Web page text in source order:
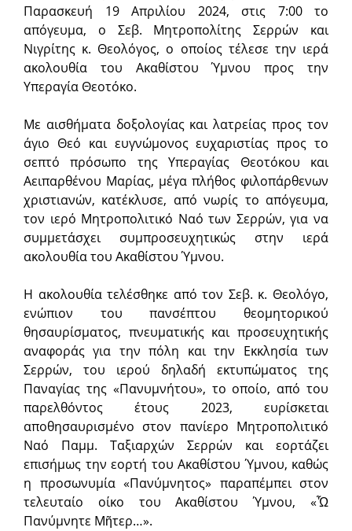
Παρασκευή 19 Απριλίου 2024, στις 7:00 το
απόγευμα, ο Σεβ. Μητροπολίτης Σερρών και
Νιγρίτης κ. Θεολόγος, ο οποίος τέλεσε την ιερά
ακολουθία του Ακαθίστου Ύμνου προς την
Υπεραγία Θεοτόκο.
Με αισθήματα δοξολογίας και λατρείας προς τον
άγιο Θεό και ευγνώμονος ευχαριστίας προς το
σεπτό πρόσωπο της Υπεραγίας Θεοτόκου και
Αειπαρθένου Μαρίας, μέγα πλήθος φιλοπάρθενων
χριστιανών, κατέκλυσε, από νωρίς το απόγευμα,
τον ιερό Μητροπολιτικό Ναό των Σερρών, για να
συμμετάσχει συμπροσευχητικώς στην ιερά
ακολουθία του Ακαθίστου Ύμνου.
Η ακολουθία τελέσθηκε από τον Σεβ. κ. Θεολόγο,
ενώπιον του πανσέπτου θεομητορικού
θησαυρίσματος, πνευματικής και προσευχητικής
αναφοράς για την πόλη και την Εκκλησία των
Σερρών, του ιερού δηλαδή εκτυπώματος της
Παναγίας της «Πανυμνήτου», το οποίο, από του
παρελθόντος έτους 2023, ευρίσκεται
αποθησαυρισμένο στον πανίερο Μητροπολιτικό
Ναό Παμμ. Ταξιαρχών Σερρών και εορτάζει
επισήμως την εορτή του Ακαθίστου Ύμνου, καθώς
η προσωνυμία «Πανύμνητος» παραπέμπει στον
τελευταίο οίκο του Ακαθίστου Ύμνου, «Ὦ
Πανύμνητε Μῆτερ…».